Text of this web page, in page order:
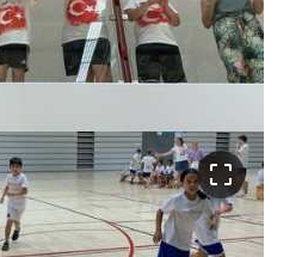
crop_free